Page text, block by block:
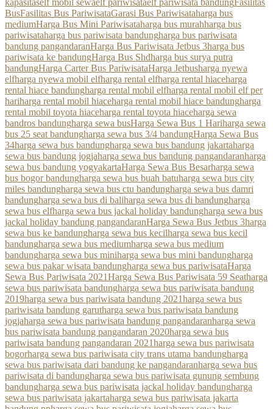
kapasitaself mobil sewaelf pariwisataelf pariwisata bandungFasilitas
BusFasilitas Bus PariwisataGarasi Bus Pariwisataharga bus
mediumHarga Bus Mini Pariwisataharga bus murahharga bus
pariwisataharga bus pariwisata bandungharga bus pariwisata
bandung pangandaranHarga Bus Pariwisata Jetbus 3harga bus
pariwisata ke bandungHarga Bus Shdharga bus surya putra
bandungHarga Carter Bus PariwisataHarga Jetbusharga nyewa
elfharga nyewa mobil elfharga rental elfharga rental hiaceharga
rental hiace bandungharga rental mobil elfharga rental mobil elf per
hariharga rental mobil hiaceharga rental mobil hiace bandungharga
rental mobil toyota hiaceharga rental toyota hiaceharga sewa
bandros bandungharga sewa busHarga Sewa Bus 1 Hariharga sewa
bus 25 seat bandungharga sewa bus 3/4 bandungHarga Sewa Bus
34harga sewa bus bandungharga sewa bus bandung jakartaharga
sewa bus bandung jogjaharga sewa bus bandung pangandaranharga
sewa bus bandung yogyakartaHarga Sewa Bus Besarharga sewa
bus bogor bandungharga sewa bus buah batuharga sewa bus city
miles bandungharga sewa bus ctu bandungharga sewa bus damri
bandungharga sewa bus di baliharga sewa bus di bandungharga
sewa bus elfharga sewa bus jackal holiday bandungharga sewa bus
jackal holiday bandung pangandaranHarga Sewa Bus Jetbus 3harga
sewa bus ke bandungharga sewa bus kecilharga sewa bus kecil
bandungharga sewa bus mediumharga sewa bus medium
bandungharga sewa bus miniharga sewa bus mini bandungharga
sewa bus pakar wisata bandungharga sewa bus pariwisataHarga
Sewa Bus Pariwisata 2021Harga Sewa Bus Pariwisata 59 Seatharga
sewa bus pariwisata bandungharga sewa bus pariwisata bandung
2019harga sewa bus pariwisata bandung 2021harga sewa bus
pariwisata bandung garutharga sewa bus pariwisata bandung
jogjaharga sewa bus pariwisata bandung pangandaranharga sewa
bus pariwisata bandung pangandaran 2020harga sewa bus
pariwisata bandung pangandaran 2021harga sewa bus pariwisata
bogorharga sewa bus pariwisata city trans utama bandungharga
sewa bus pariwisata dari bandung ke pangandaranharga sewa bus
pariwisata di bandungharga sewa bus pariwisata gunung sembung
bandungharga sewa bus pariwisata jackal holiday bandungharga
sewa bus pariwisata jakartaharga sewa bus pariwisata jakarta